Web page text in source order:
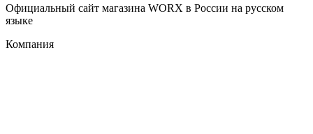
Официальный сайт магазина WORX в России на русском
языке
Компания